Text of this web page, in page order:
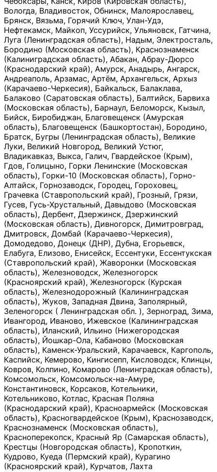
Вологда, Владивосток, Обнинск, Малоярославец,
Брянск, Вязьма, Горячий Ключ, Улан-Удэ,
Нефтекамск, Майкоп, Уссурийск, Ульяновск, Гатчина,
Луга (Ленинградская область), Надым, Электросталь,
Бородино (Московская область), Краснознаменск
(Калиниградская область), Абакан, Абрау-Дюрсо
(Краснодарский край), Амурск, Анадырь, Ангарск,
Андреаполь, Арзамас, Артём, Архангельск, Архыз
(Карачаево-Черкесия), Байкальск, Балаклава,
Балаково (Саратовская область), Балтийск, Барвиха
(Московская область), Барнаул, Беломорск, Кызыл,
Бийск, Биробиджан, Благовещенск (Амурская
область), Благовещенск (Башкортостан), Бородино,
Братск, Бугры (Ленинградская область), Великие
Луки, Великий Новгород, Великий Устюг,
Владикавказ, Выкса, Галич, Гвардейское (Крым),
Гдов, Голицыно, Горки Ленинские (Московская
область), Горки-10 (Московская область), Горно-
Алтайск, Горнозаводск, Городец, Гороховец,
Грачевка (Ставропольский край), Грозный, Грязи,
Гусев, Гусь-Хрустальный, Давыдово (Московская
область), Дербент, Дзержинск, Дзержинский
(Московская область), Дивногорск, Димитровград,
Дмитровск, Домбай (Карачаево-Черкесия),
Домодедово, Донецк (ДНР), Дубна, Егорьевск,
Елабуга, Елизово, Енисейск, Ессентуки, Ессентукская
(Ставропольский край), Жаворонки (Московская
область), Железноводск, Железногорск
(Красноярский край), Железногорск (Курская
область), Железнодорожный (Калининградская
область), Жуков, Западная Двина, Заполярный,
Зеленогорск ( Ленинградская обл. ), Зерноград, Зима,
Ивангород, Иваново, Ижевское (Калининградская
область), Иланский, Ильино (Нижегородская
область), Йошкар-Ола, Кабаново (Московская
область), Каменск-Уральский, Карачаевск, Каргополь,
Каспийск, Кемерово, Кингисепп, Кисловодск, Клинцы,
Ковров, Колпино, Комарово (Ленинградская область),
Комсомольск, Комсомольск-на-Амуре,
Константиновск, Корсаков, Котельники,
Котельниково, Котлас, Красная Поляна
(Краснодарский край), Красноармейск (Московская
область), Красногвардейское (Крым), Краснозаводск,
Краснознаменск (Московская область),
Красноперекопск, Красный Яр (Самарская область),
Крестцы (Новгородская область), Кропоткин,
Кудрово, Куеда (Пермский край), Курагино
(Красноярский край), Курчатов, Лахта